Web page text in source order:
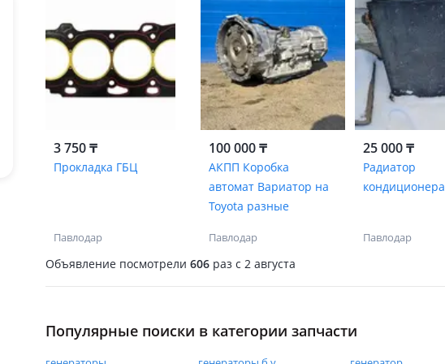
3 750 ₸
Прокладка ГБЦ
Павлодар
100 000 ₸
АКПП Коробка
автомат Вариатор на
Toyota разные
Павлодар
25 000 ₸
Радиатор
кондиционера
Павлодар
Объявление посмотрели 606 раз c 2 августа
Популярные поиски в категории запчасти